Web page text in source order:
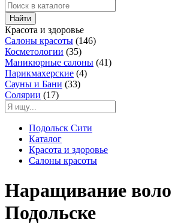
Найти
Красота и здоровье
Салоны красоты (146)
Косметологии (35)
Маникюрные салоны (41)
Парикмахерские (4)
Сауны и Бани (33)
Солярии (17)
Подольск Сити
Каталог
Красота и здоровье
Салоны красоты
Наращивание
Подольске